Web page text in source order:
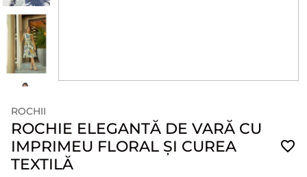
ROCHII
ROCHIE ELEGANTĂ DE VARĂ CU
IMPRIMEU FLORAL ȘI CUREA
TEXTILĂ